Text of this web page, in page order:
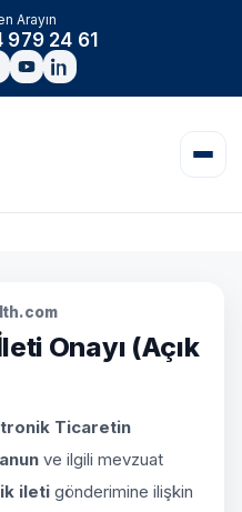
Arayın
24 61
Onayı (Açık
Ticaretin
ve ilgili mevzuat
ileti gönderimine ilişkin